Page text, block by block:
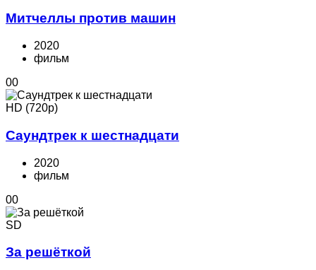
Митчеллы против машин
2020
фильм
00
HD (720p)
Саундтрек к шестнадцати
2020
фильм
00
SD
За решёткой